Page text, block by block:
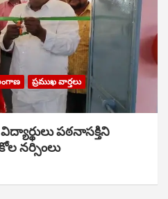
ప్రముఖ వార్తలు
పఠ‌నాసక్తిని
నర్సింలు